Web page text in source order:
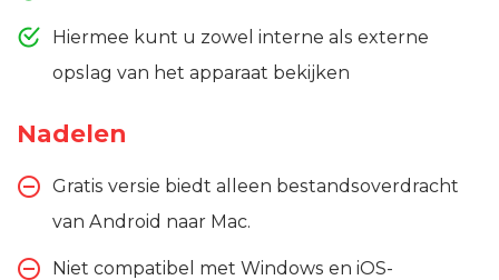
Hiermee kunt u zowel interne als externe
opslag van het apparaat bekijken
Nadelen
Gratis versie biedt alleen bestandsoverdracht
van Android naar Mac.
Niet compatibel met Windows en iOS-